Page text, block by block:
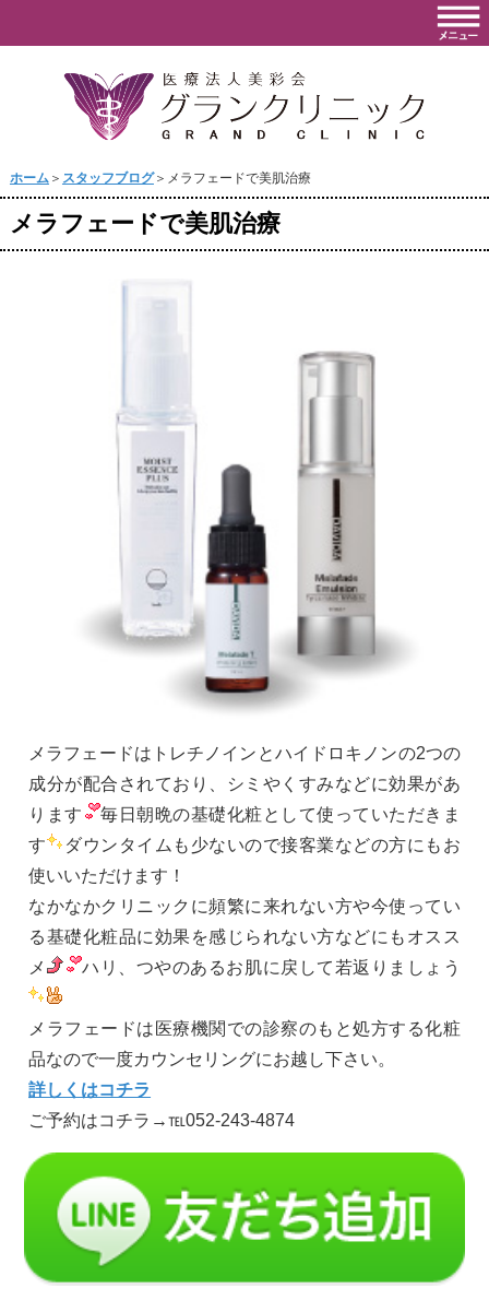
ホーム＞ スタッフブログ＞メラフェードで美肌治療
メラフェードで美肌治療
メラフェードはトレチノインとハイドロキノンの2つの
成分が配合されており、シミやくすみなどに効果があ
ります
毎日朝晩の基礎化粧として使っていただきま
す
ダウンタイムも少ないので接客業などの方にもお
使いいただけます！
なかなかクリニックに頻繁に来れない方や今使ってい
る基礎化粧品に効果を感じられない方などにもオスス
メ
ハリ、つやのあるお肌に戻して若返りましょう
メラフェードは医療機関での診察のもと処方する化粧
品なので一度カウンセリングにお越し下さい。
詳しくはコチラ
ご予約はコチラ→℡052-243-4874